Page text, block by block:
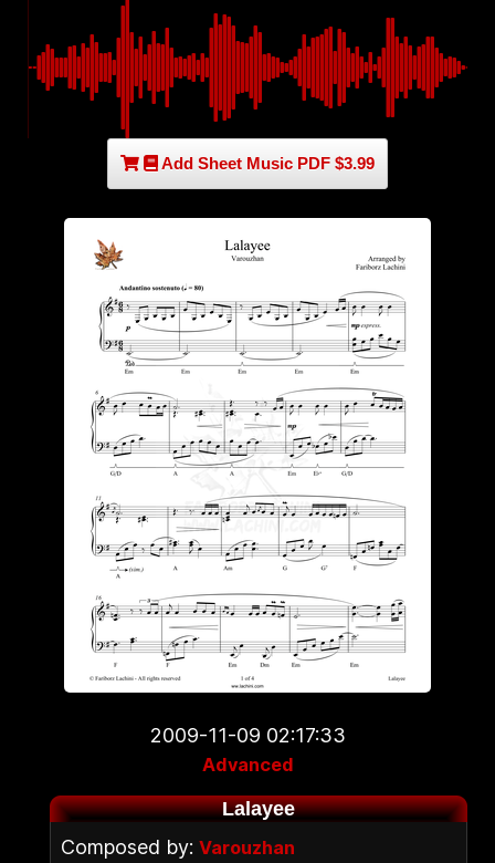
Add Sheet Music PDF $3.99
2009-11-09 02:17:33
Advanced
Lalayee
Composed by: Varouzhan